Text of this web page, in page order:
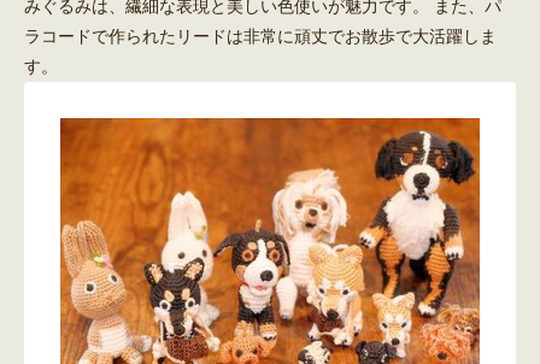
みぐるみは、繊細な表現と美しい色使いが魅力です。 また、パ
ラコードで作られたリードは非常に頑丈でお散歩で大活躍しま
す。